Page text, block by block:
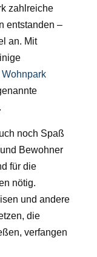
zahlreiche
entstanden –
an. Mit
Wohnpark
noch Spaß
Bewohner
für die
nötig.
und andere
die
verfangen